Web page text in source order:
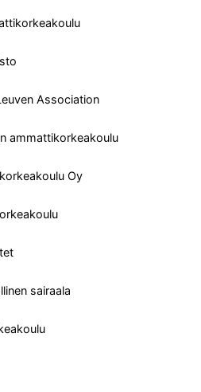
Association
ammattikorkeakoulu
Oy
sairaala